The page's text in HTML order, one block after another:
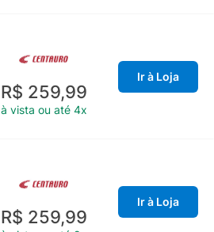
R$ 259,99
à vista ou até 4x
Ir à Loja
R$ 259,99
Ir à Loja